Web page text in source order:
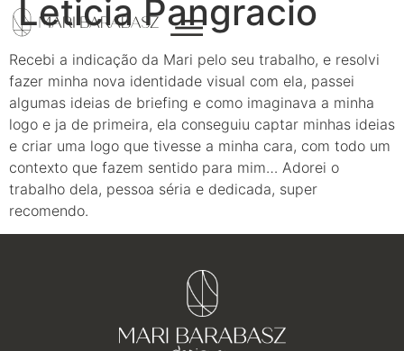
Leticia Pangracio
Recebi a indicação da Mari pelo seu trabalho, e resolvi
fazer minha nova identidade visual com ela, passei
algumas ideias de briefing e como imaginava a minha
logo e ja de primeira, ela conseguiu captar minhas ideias
e criar uma logo que tivesse a minha cara, com todo um
contexto que fazem sentido para mim… Adorei o
trabalho dela, pessoa séria e dedicada, super
recomendo.